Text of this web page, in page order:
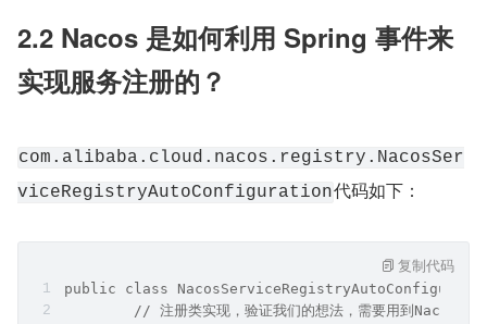
2.2 Nacos 是如何利用 Spring 事件来
实现服务注册的？
com.alibaba.cloud.nacos.registry.NacosSer
viceRegistryAutoConfiguration代码如下：
public class
// 注册类实现，验证我们的想法，需要用到
复制代码